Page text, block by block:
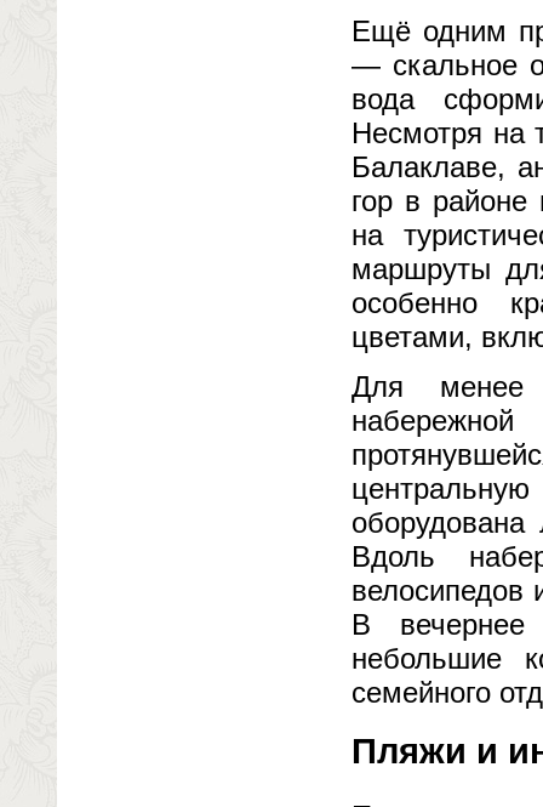
Ещё одним
— скальное
вода
Несмотря на
Балаклаве,
гор в
на
маршруты
особенно
цветами,
Для менее
Вдоль
велосипедов
В вечернее
небольшие
семейного
Пляжи и